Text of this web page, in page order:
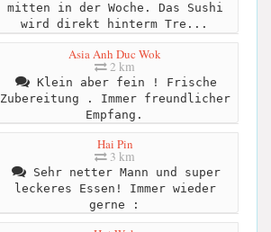
mitten in der Woche. Das Sushi
wird direkt hinterm Tre...
Asia Anh Duc Wok
2 km
Klein aber fein ! Frische
Zubereitung . Immer freundlicher
Empfang.
Hai Pin
3 km
Sehr netter Mann und super
leckeres Essen! Immer wieder
gerne :